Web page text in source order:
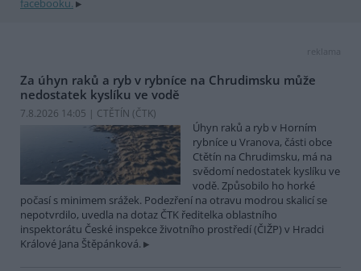
facebooku.
reklama
Za úhyn raků a ryb v rybníce na Chrudimsku může
nedostatek kyslíku ve vodě
7.8.2026 14:05 | CTĚTÍN (ČTK)
Úhyn raků a ryb v Horním
rybníce u Vranova, části obce
Ctětín na Chrudimsku, má na
svědomí nedostatek kyslíku ve
vodě. Způsobilo ho horké
počasí s minimem srážek. Podezření na otravu modrou skalicí se
nepotvrdilo, uvedla na dotaz ČTK ředitelka oblastního
inspektorátu České inspekce životního prostředí (ČIŽP) v Hradci
Králové Jana Štěpánková.